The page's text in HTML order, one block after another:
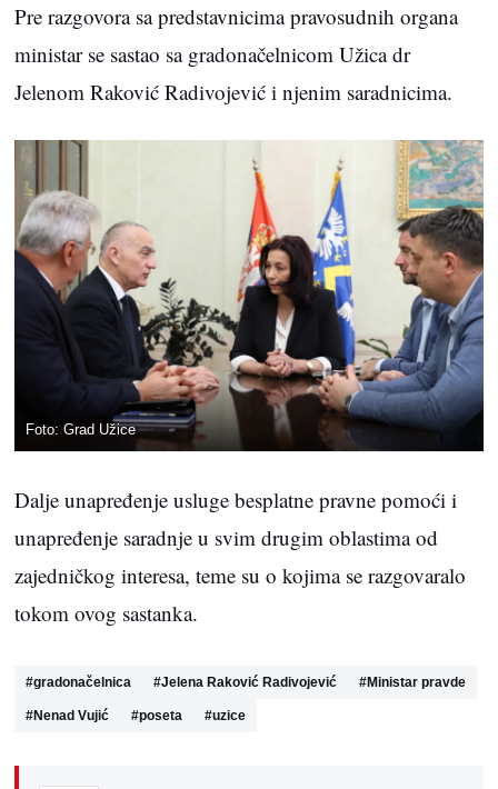
Pre razgovora sa predstavnicima pravosudnih organa
ministar se sastao sa gradonačelnicom Užica dr
Jelenom Raković Radivojević i njenim saradnicima.
Foto: Grad Užice
Dalje unapređenje usluge besplatne pravne pomoći i
unapređenje saradnje u svim drugim oblastima od
zajedničkog interesa, teme su o kojima se razgovaralo
tokom ovog sastanka.
#gradonačelnica #Jelena Raković Radivojević #Ministar pravde
#Nenad Vujić #poseta #uzice